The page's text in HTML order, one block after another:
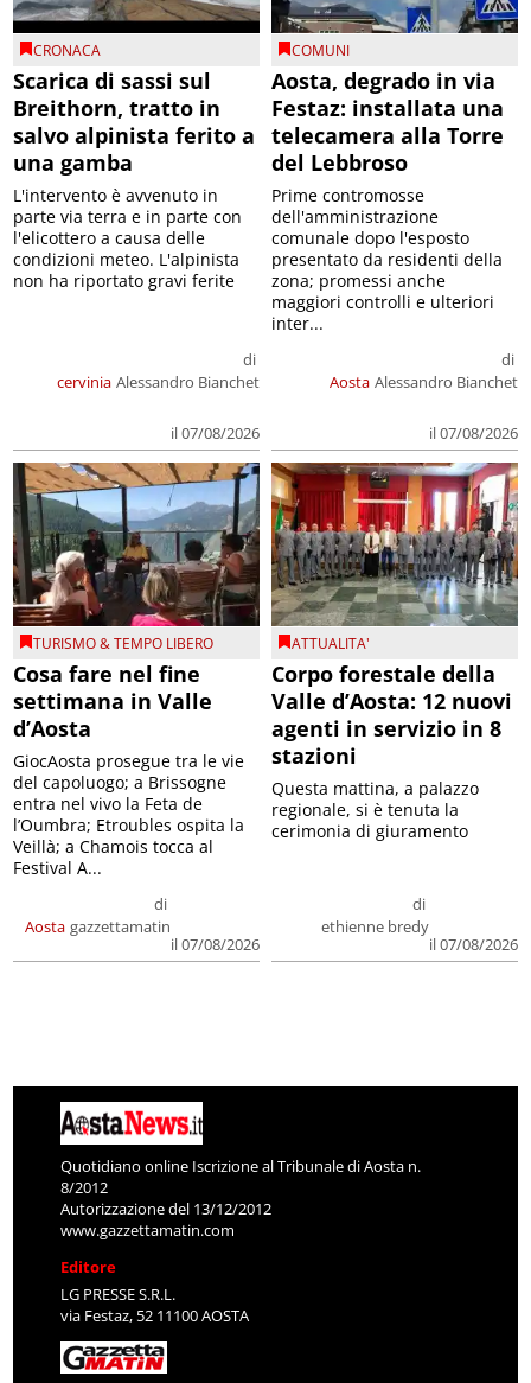
CRONACA
Scarica di sassi sul
Breithorn, tratto in
salvo alpinista ferito a
una gamba
cervinia
di
Alessandro Bianchet
il 07/08/2026
L'intervento è avvenuto in
parte via terra e in parte con
l'elicottero a causa delle
condizioni meteo. L'alpinista
non ha riportato gravi ferite
COMUNI
Aosta, degrado in via
Festaz: installata una
telecamera alla Torre
del Lebbroso
Aosta
di
Alessandro Bianchet
il 07/08/2026
Prime contromosse
dell'amministrazione
comunale dopo l'esposto
presentato da residenti della
zona; promessi anche
maggiori controlli e ulteriori
inter...
TURISMO & TEMPO LIBERO
Cosa fare nel fine
settimana in Valle
d’Aosta
Aosta
di
gazzettamatin
il 07/08/2026
GiocAosta prosegue tra le vie
del capoluogo; a Brissogne
entra nel vivo la Feta de
l’Oumbra; Etroubles ospita la
Veillà; a Chamois tocca al
Festival A...
ATTUALITA'
Corpo forestale della
Valle d’Aosta: 12 nuovi
agenti in servizio in 8
stazioni
di
ethienne bredy
il 07/08/2026
Questa mattina, a palazzo
regionale, si è tenuta la
cerimonia di giuramento
Quotidiano online Iscrizione al Tribunale di Aosta n.
8/2012
Autorizzazione del 13/12/2012
www.gazzettamatin.com
Editore
LG PRESSE S.R.L.
via Festaz, 52 11100 AOSTA